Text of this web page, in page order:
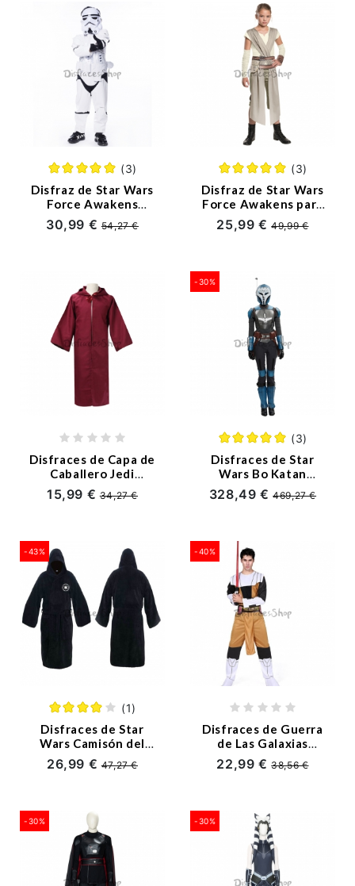
Halloween
Disfraces 2022
Cupones y Descuentos
Entrada en el Blog(3)
Disfraz de Star Wars
Force Awakens
Stormtrooper de Lujo
para Niño
30,99 €54,27 €
(3)
Disfraz de Star Wars
Force Awakens para
Niña
25,99 €49,99 €
Disfraces de Capa de
Caballero Jedi
Halloween para
Parejas
15,99 €34,27 €
-30%
(3)
Disfraces de Star
Wars Bo Katan
Cosplay -
Personalizado
328,49 €469,27 €
-43%
(1)
Disfraces de Star
Wars Camisón del
Imperio Galáctico
26,99 €47,27 €
-40%
Disfraces de Guerra
de Las Galaxias
Forma de Personaje
22,99 €38,56 €
-30% -30%